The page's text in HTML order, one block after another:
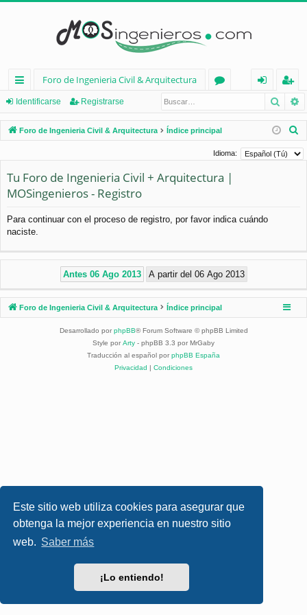
Este sitio web utiliza cookies para asegurar que
obtenga la mejor experiencia en nuestro sitio
web. Saber más
¡Lo entiendo!
nl
ac
es
pi
os
Foro de Ingenieria Civil & Arquitectura
os
nt
ifi
eg
ist
ra
Identificarse Registrarse
Foro de Ingenieria Civil & Arquitectura Índice principal
s
Idioma:
Tu Foro de Ingenieria Civil + Arquitectura |
MOSingenieros - Registro
Para continuar con el proceso de registro, por favor indica cuándo
naciste.
Foro de Ingenieria Civil & Arquitectura Índice principal
Desarrollado por phpBB® Forum Software © phpBB Limited
Style por Arty - phpBB 3.3 por MrGaby
Traducción al español por phpBB España
Privacidad | Condiciones